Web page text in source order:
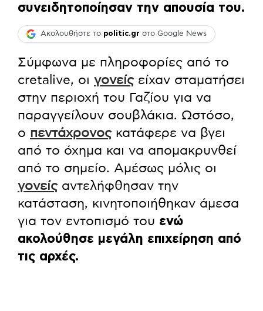
συνειδητοποίησαν την απουσία του.
Ακολουθήστε το politic.gr στο Google News
Σύμφωνα με πληροφορίες από το
cretalive, οι γονείςείχαν σταματήσει
στην περιοχή του Γαζίου για να
παραγγείλουν σουβλάκια. Ωστόσο,
ο πεντάχρονοςκατάφερε να βγει
από το όχημα και να απομακρυνθεί
από το σημείο. Αμέσως μόλις οι
γονείςαντελήφθησαν την
κατάσταση, κινητοποιήθηκαν άμεσα
για τον εντοπισμό του ενώ
ακολούθησε μεγάλη επιχείρηση από
τις αρχές.